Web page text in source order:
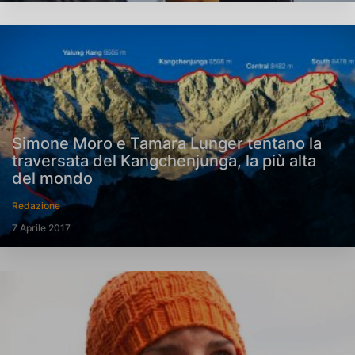
Simone Moro e Tamara Lunger tentano la
traversata del Kangchenjunga, la più alta
del mondo
Redazione
7 Aprile 2017